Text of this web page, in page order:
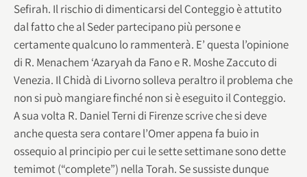
Sefirah. Il rischio di dimenticarsi del Conteggio è attutito
dal fatto che al Seder partecipano più persone e
certamente qualcuno lo rammenterà. E’ questa l’opinione
di R. Menachem ‘Azaryah da Fano e R. Moshe Zaccuto di
Venezia. Il Chidà di Livorno solleva peraltro il problema che
non si può mangiare finché non si è eseguito il Conteggio.
A sua volta R. Daniel Terni di Firenze scrive che si deve
anche questa sera contare l’Omer appena fa buio in
ossequio al principio per cui le sette settimane sono dette
temimot (“complete”) nella Torah. Se sussiste dunque